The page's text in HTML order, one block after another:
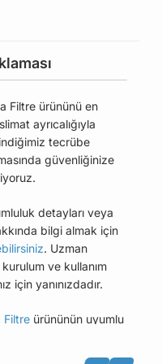
Filtre ürününü en
ayrıcalığıyla
tecrübe
güvenliğinize
detayları veya
bilgi almak için
. Uzman
ve kullanım
için yanınızdadır.
Filtre ürününün uyumlu